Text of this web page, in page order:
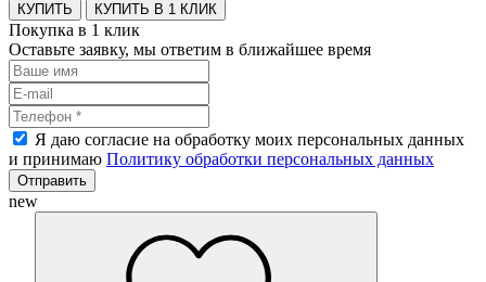
КУПИТЬ В 1 КЛИК
Покупка в 1 клик
Оставьте заявку, мы ответим в ближайшее время
Я даю согласие на обработку моих персональных данных
и принимаю Политику обработки персональных данных
Отправить
new